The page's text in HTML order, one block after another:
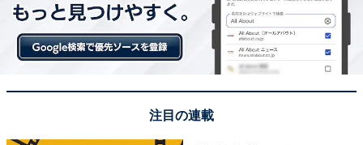
注目の連載